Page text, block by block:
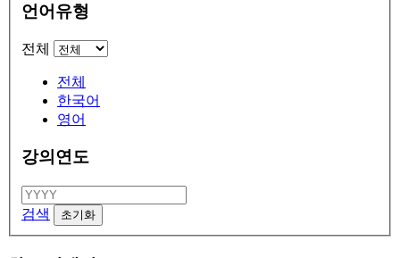
언어유형
전체
전체
한국어
영어
강의연도
검색